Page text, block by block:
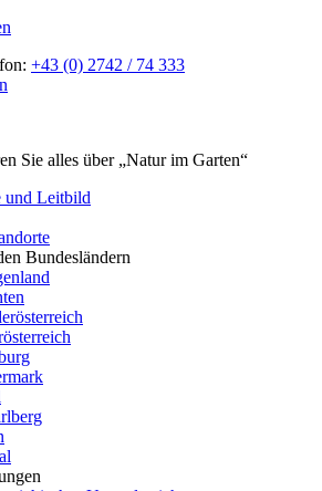
+43 (0) 2742 / 74 333
Sie alles über „Natur im Garten“
und Leitbild
Bundesländern